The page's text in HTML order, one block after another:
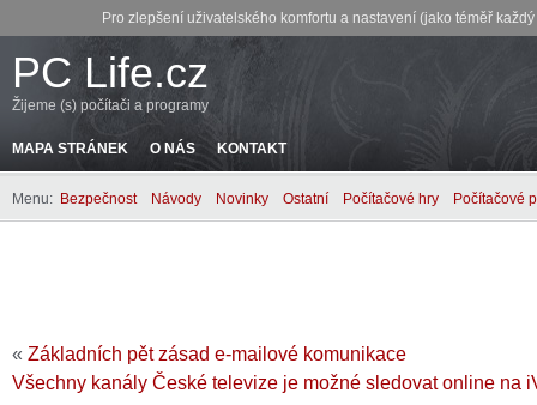
Pro zlepšení uživatelského komfortu a nastavení (jako téměř
PC Life.cz
Žijeme (s) počítači a programy
MAPA STRÁNEK O NÁS KONTAKT
Menu: Bezpečnost Návody Novinky Ostatní Počítačové hry Počítačové
« Základních pět zásad e-mailové komunikace
Všechny kanály České televize je možné sledovat online na